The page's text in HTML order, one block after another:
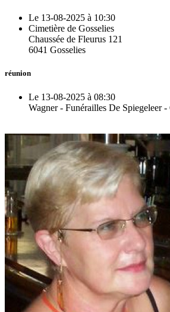
Le 13-08-2025 à 10:30
Cimetière de Gosselies
Chaussée de Fleurus 121
6041 Gosselies
réunion
Le 13-08-2025 à 08:30
Wagner - Funérailles De Spiegeleer -